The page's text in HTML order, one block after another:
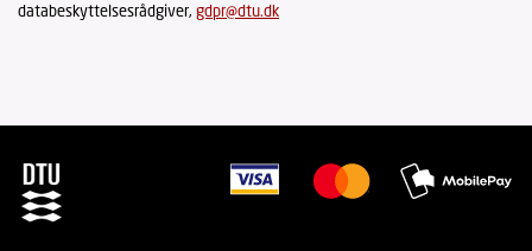
databeskyttelsesrådgiver, gdpr@dtu.dk